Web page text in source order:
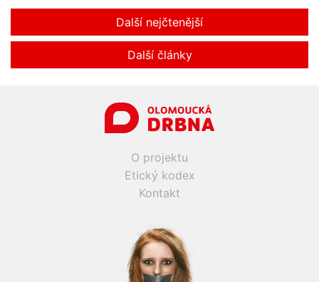
Další nejčtenější
Další články
O projektu
Etický kodex
Kontakt